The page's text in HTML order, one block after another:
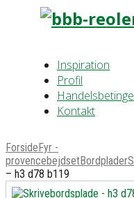
Inspiration
Profil
Kontakt
ForsideFyr -
provencebejdsetBordplader
– h3 d78 b119